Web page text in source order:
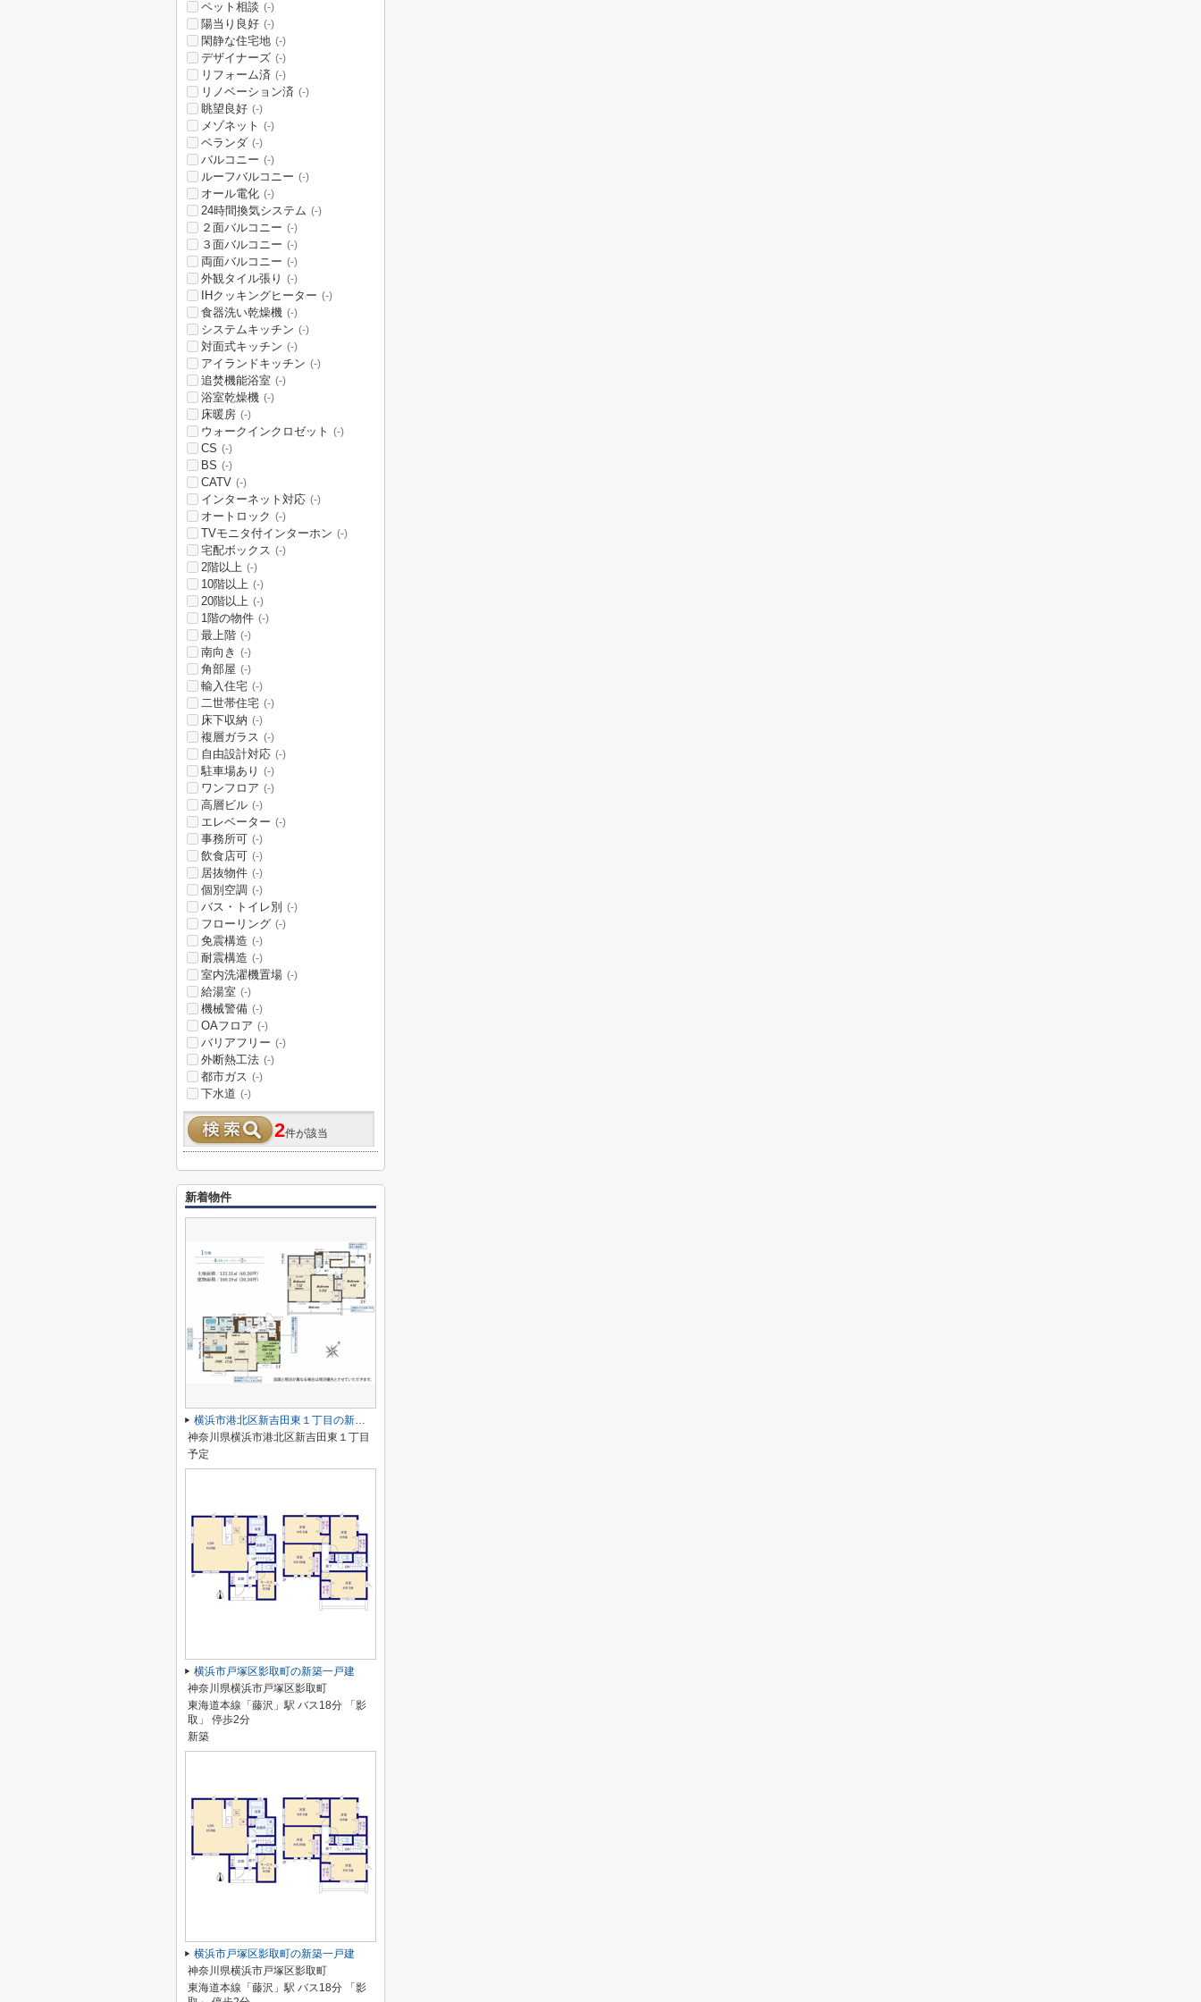
ペット相談 (-)
陽当り良好 (-)
閑静な住宅地 (-)
デザイナーズ (-)
リフォーム済 (-)
リノベーション済 (-)
眺望良好 (-)
メゾネット (-)
ベランダ (-)
バルコニー (-)
ルーフバルコニー (-)
オール電化 (-)
24時間換気システム (-)
２面バルコニー (-)
３面バルコニー (-)
両面バルコニー (-)
外観タイル張り (-)
IHクッキングヒーター (-)
食器洗い乾燥機 (-)
システムキッチン (-)
対面式キッチン (-)
アイランドキッチン (-)
追焚機能浴室 (-)
浴室乾燥機 (-)
床暖房 (-)
ウォークインクロゼット (-)
CS (-)
BS (-)
CATV (-)
インターネット対応 (-)
オートロック (-)
TVモニタ付インターホン (-)
宅配ボックス (-)
2階以上 (-)
10階以上 (-)
20階以上 (-)
1階の物件 (-)
最上階 (-)
南向き (-)
角部屋 (-)
輸入住宅 (-)
二世帯住宅 (-)
床下収納 (-)
複層ガラス (-)
自由設計対応 (-)
駐車場あり (-)
ワンフロア (-)
高層ビル (-)
エレベーター (-)
事務所可 (-)
飲食店可 (-)
居抜物件 (-)
個別空調 (-)
バス・トイレ別 (-)
フローリング (-)
免震構造 (-)
耐震構造 (-)
室内洗濯機置場 (-)
給湯室 (-)
機械警備 (-)
OAフロア (-)
バリアフリー (-)
外断熱工法 (-)
都市ガス (-)
下水道 (-)
2件が該当
新着物件
横浜市港北区新吉田東１丁目の新築一戸建
神奈川県横浜市港北区新吉田東１丁目
予定
横浜市戸塚区影取町の新築一戸建
神奈川県横浜市戸塚区影取町
東海道本線「藤沢」駅 バス18分 「影
取」 停歩2分
新築
横浜市戸塚区影取町の新築一戸建
神奈川県横浜市戸塚区影取町
東海道本線「藤沢」駅 バス18分 「影